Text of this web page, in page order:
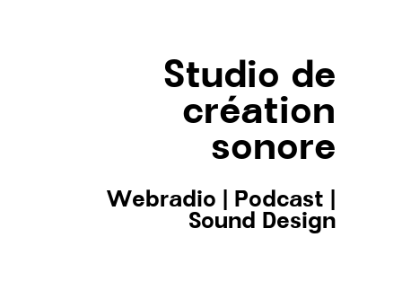
Studio de
création
sonore
Webradio Podcast
Sound Design